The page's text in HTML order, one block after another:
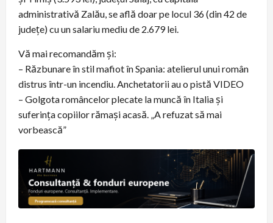
administrativă Zalău, se află doar pe locul 36 (din 42 de
județe) cu un salariu mediu de 2.679 lei.
Vă mai recomandăm și:
– Răzbunare în stil mafiot în Spania: atelierul unui român
distrus într-un incendiu. Anchetatorii au o pistă VIDEO
– Golgota româncelor plecate la muncă în Italia și
suferința copiilor rămași acasă. „A refuzat să mai
vorbească”